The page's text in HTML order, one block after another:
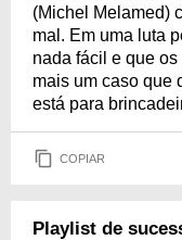
(Michel Melamed)
mal. Em uma luta
nada fácil e que
mais um caso que
está para
COPIAR
Playlist de